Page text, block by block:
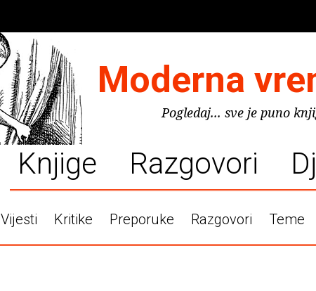
Moderna
Pogledaj... sve je puno
Knjige Razgovori
Vijesti Kritike Preporuke Razgovori Teme